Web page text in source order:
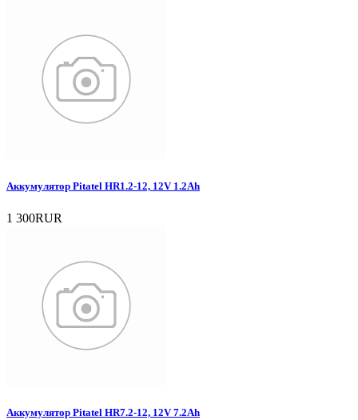
Аккумулятор Pitatel HR1.2-12, 12V 1.2Ah
1 300RUR
Аккумулятор Pitatel HR7.2-12, 12V 7.2Ah